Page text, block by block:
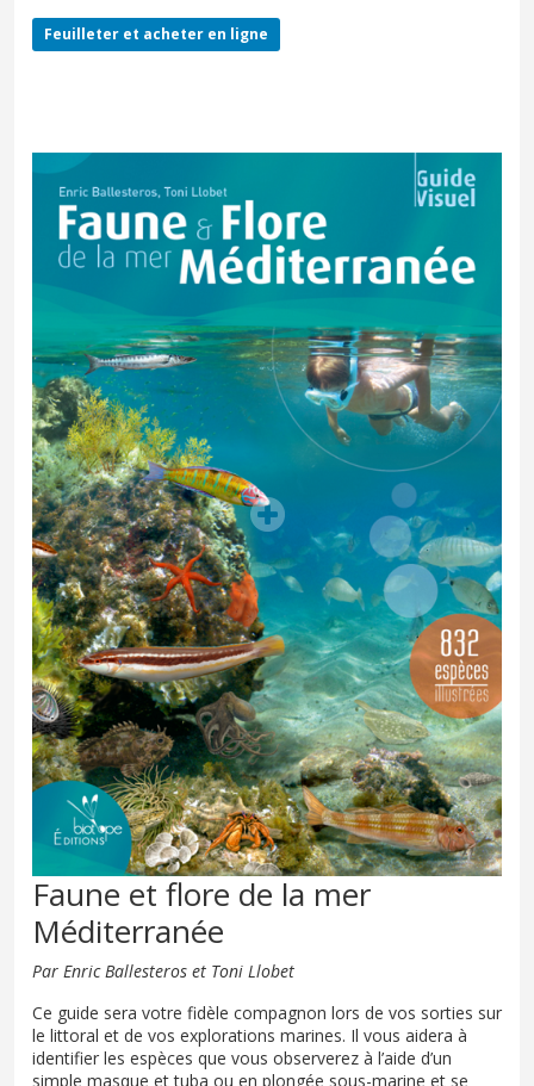
Feuilleter et acheter en ligne
Faune et flore de la mer
Méditerranée
Par Enric Ballesteros et Toni Llobet
Ce guide sera votre fidèle compagnon lors de vos sorties sur
le littoral et de vos explorations marines. Il vous aidera à
identifier les espèces que vous observerez à l’aide d’un
simple masque et tuba ou en plongée sous-marine et se